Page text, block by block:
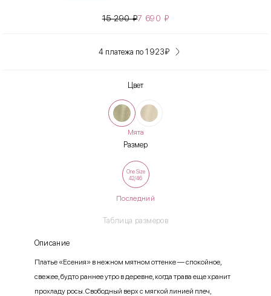
15 290₽7 690 ₽
4 платежа по 1 923₽
Цвет
Мята
Размер
Таблица размеров
One Size
42/46
Последний
Описание
Платье «Есения» в нежном мятном оттенке — спокойное,
свежее, будто раннее утро в деревне, когда трава еще хранит
прохладу росы. Свободный верх с мягкой линией плеч,